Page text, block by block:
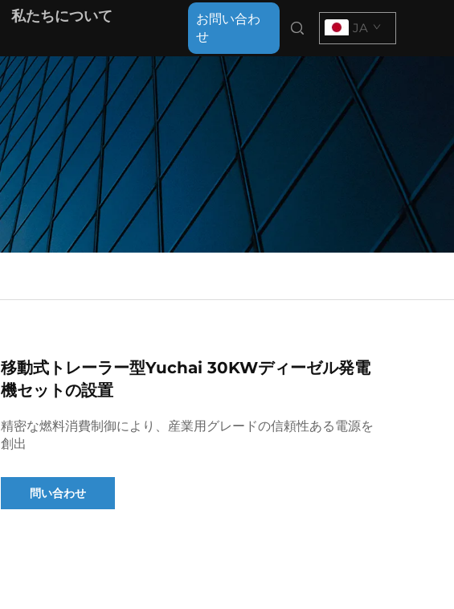
私たちについて
お問い合わ
せ
JA
移動式トレーラー型Yuchai 30KWディーゼル発電
機セットの設置
精密な燃料消費制御により、産業用グレードの信頼性ある電源を
創出
問い合わせ